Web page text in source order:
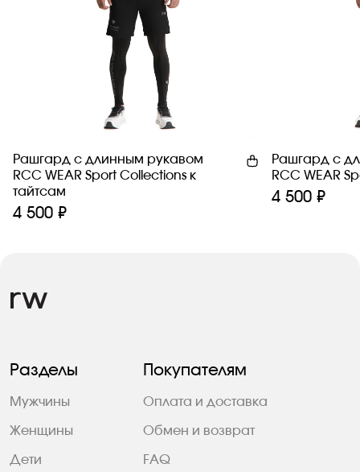
Рашгард с длинным рукавом
RCC WEAR Sport Сollections к
тайтсам
4 500 ₽
Рашгард с
RCC WEAR
4 500 ₽
Разделы
Мужчины
Женщины
Дети
Покупателям
Оплата и доставка
Обмен и возврат
FAQ